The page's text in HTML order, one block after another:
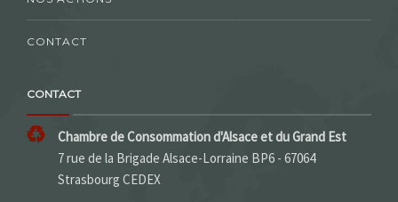
CONTACT
CONTACT
Chambre de Consommation d'Alsace et du Grand Est
7 rue de la Brigade Alsace-Lorraine BP6 - 67064
Strasbourg CEDEX